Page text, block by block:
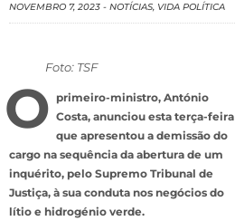
NOVEMBRO 7, 2023 - NOTÍCIAS, VIDA POLÍTICA
Foto: TSF
O primeiro-ministro, António
Costa, anunciou esta terça-feira
que apresentou a demissão do
cargo na sequência da abertura de um
inquérito, pelo Supremo Tribunal de
Justiça, à sua conduta nos negócios do
lítio e hidrogénio verde.